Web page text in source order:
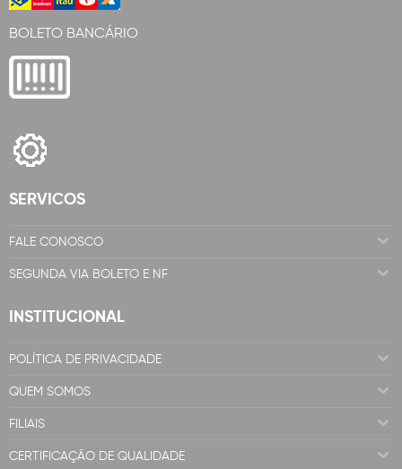
BOLETO BANCÁRIO
SERVICOS
FALE CONOSCO
SEGUNDA VIA BOLETO E NF
INSTITUCIONAL
POLÍTICA DE PRIVACIDADE
QUEM SOMOS
FILIAIS
CERTIFICAÇÃO DE QUALIDADE